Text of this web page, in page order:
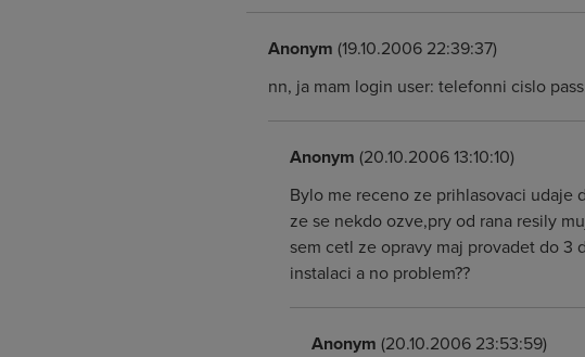
Anonym (19.10.2006 22:39:37)
nn, ja mam login user: telefonni cislo
Anonym (20.10.2006 13:10:10)
Bylo me receno ze prihlasovaci udaje
ze se nekdo ozve,pry od rana resily
sem cetl ze opravy maj provadet do
instalaci a no problem??
Anonym (20.10.2006 23:53:59)